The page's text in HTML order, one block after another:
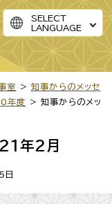
SELECT
LANGUAGE
室 >知事からのメッセ
年度
> 知事からのメッ
年2月
日